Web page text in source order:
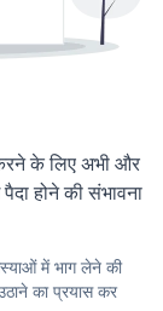
के लिए अभी और
होने की संभावना
में भाग लेने की
का प्रयास कर